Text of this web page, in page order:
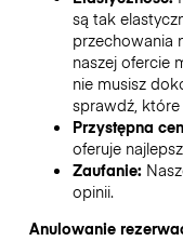
są tak
przechowania
naszej ofercie
nie musisz
sprawdź,
Przystępna
oferuje
Zaufanie:
opinii.
Anulowanie